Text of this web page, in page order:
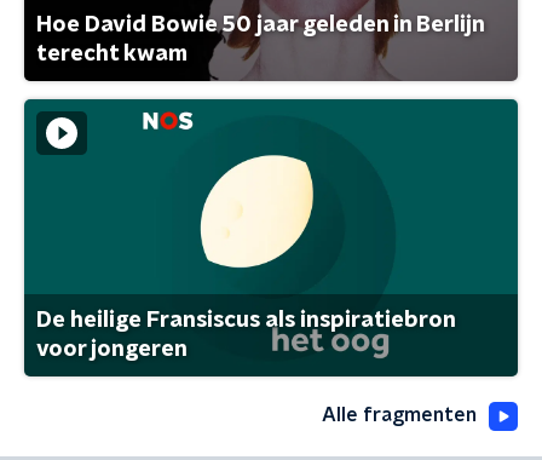
Hoe David Bowie 50 jaar geleden in Berlijn
terecht kwam
De heilige Fransiscus als inspiratiebron
voor jongeren
Alle fragmenten